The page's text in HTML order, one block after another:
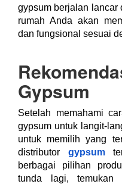
gypsum berjalan lancar
rumah Anda akan
dan fungsional sesuai
Gypsum
Setelah memahami
gypsum untuk langit-
untuk memilih yang
distributor gypsum
berbagai pilihan
tunda lagi, temukan